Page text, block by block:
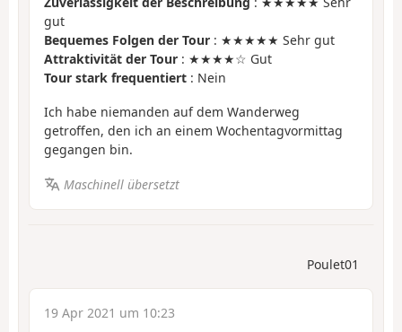
gut
Bequemes Folgen der Tour : ★★★★★ Sehr gut
Attraktivität der Tour : ★★★★☆ Gut
Tour stark frequentiert : Nein
Ich habe niemanden auf dem Wanderweg
getroffen, den ich an einem Wochentagvormittag
gegangen bin.
Maschinell übersetzt
Poulet01
19 Apr 2021 um 10:23